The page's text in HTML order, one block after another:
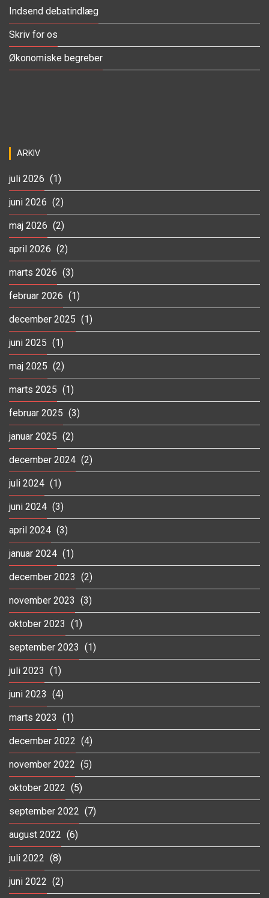
Indsend debatindlæg
Skriv for os
Økonomiske begreber
ARKIV
juli 2026 (1)
juni 2026 (2)
maj 2026 (2)
april 2026 (2)
marts 2026 (3)
februar 2026 (1)
december 2025 (1)
juni 2025 (1)
maj 2025 (2)
marts 2025 (1)
februar 2025 (3)
januar 2025 (2)
december 2024 (2)
juli 2024 (1)
juni 2024 (3)
april 2024 (3)
januar 2024 (1)
december 2023 (2)
november 2023 (3)
oktober 2023 (1)
september 2023 (1)
juli 2023 (1)
juni 2023 (4)
marts 2023 (1)
december 2022 (4)
november 2022 (5)
oktober 2022 (5)
september 2022 (7)
august 2022 (6)
juli 2022 (8)
juni 2022 (2)